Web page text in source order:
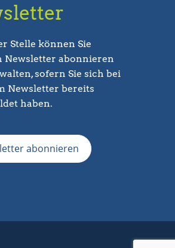
Stelle können Sie
Newsletter abonnieren
sofern Sie sich bei
Newsletter bereits
haben.
abonnieren